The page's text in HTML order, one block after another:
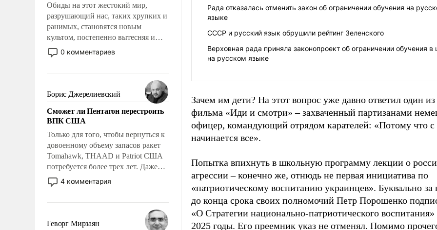
Обиды на этот жестокий мир,
разрушающий нас, таких хрупких и
ранимых, становятся новым
культом, постепенно вытесняя и
отменяя традиционное требование к
человеку – быть мужественным и
на себя ответственность, помогать
слабым, идти вперед и
адаптироваться.
0 комментариев
Борис Джерелиевский
Сможет ли Пентагон перестроить
ВПК США
Только для того, чтобы вернуться к
довоенному объему запасов ракет
Tomahawk, THAAD и Patriot США
потребуется более трех лет. Даже
небольшая война с Ираном
опустошила американские
уязвимости США, например, перед
4 комментария
Геворг Мирзаян
Рада отказалась отменить закон об ограничении обучения на
языке
СССР и русский язык обрушили рейтинг Зеленского
Верховная рада приняла законопроект об ограничении обучения в
на русском языке
Зачем им дети? На этот вопрос уже давно ответил один из
фильма «Иди и смотри» – захваченный партизанами
офицер, командующий отрядом карателей: «Потому что с
начинается все».
Попытка впихнуть в школьную программу лекции о
агрессии – конечно же, отнюдь не первая инициатива по
«патриотическому воспитанию украинцев». Буквально за
до конца срока своих полномочий Петр Порошенко
«О Стратегии национально-патриотического
2025 годы. Его преемник указ не отменял. Помимо